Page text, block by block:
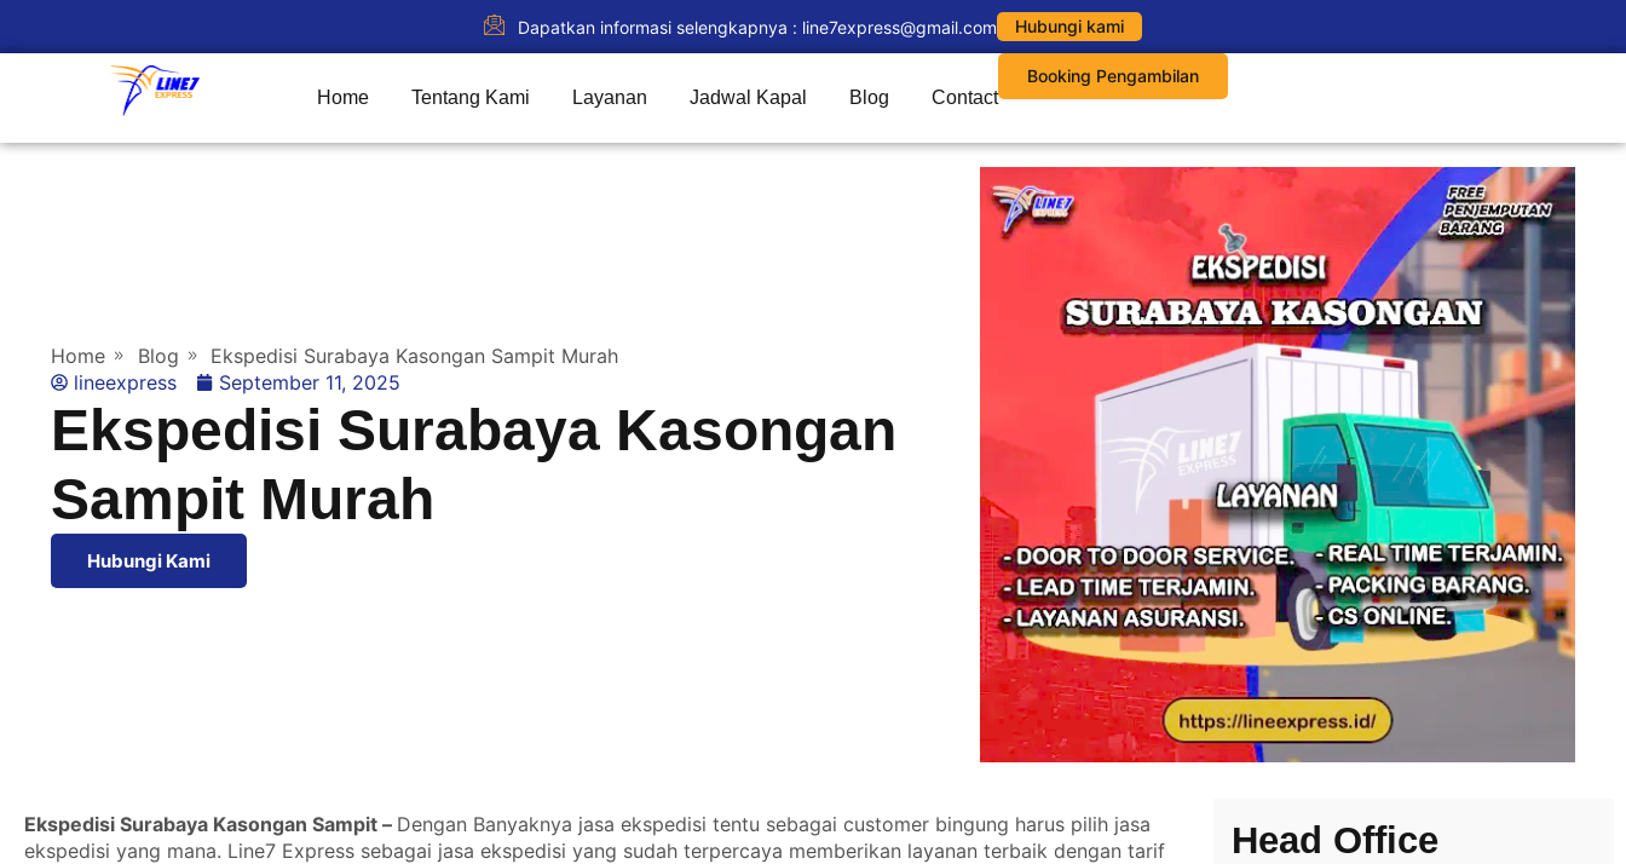
Dapatkan informasi selengkapnya : line7express@gmail.com Hubungi kami
Home Tentang Kami Layanan Jadwal Kapal Blog Contact
Booking Pengambilan
Home Blog
Ekspedisi Surabaya Kasongan Sampit Murah
lineexpress
September 11, 2025
Ekspedisi Surabaya Kasongan
Sampit Murah
Hubungi Kami
Ekspedisi Surabaya Kasongan Sampit – Dengan Banyaknya jasa ekspedisi tentu sebagai customer bingung harus pilih jasa
ekspedisi yang mana. Line7 Express sebagai jasa ekspedisi yang sudah terpercaya memberikan layanan terbaik dengan tarif
Head Office